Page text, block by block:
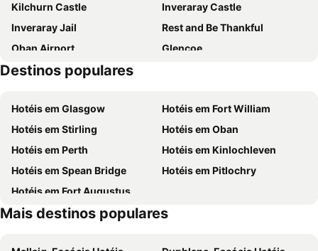
Kilchurn Castle
Inveraray Castle
Inveraray Jail
Rest and Be Thankful
Oban Airport
Glencoe
Oban Distillery
Dunollie Castle
Destinos populares
Hotéis em Glasgow
Hotéis em Fort William
Hotéis em Stirling
Hotéis em Oban
Hotéis em Perth
Hotéis em Kinlochleven
Hotéis em Spean Bridge
Hotéis em Pitlochry
Hotéis em Fort Augustus
Mais destinos populares